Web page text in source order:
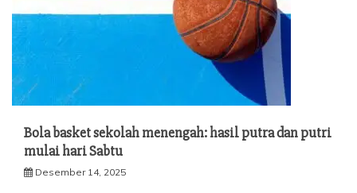
Bola basket sekolah menengah: hasil putra dan putri
mulai hari Sabtu
Desember 14, 2025